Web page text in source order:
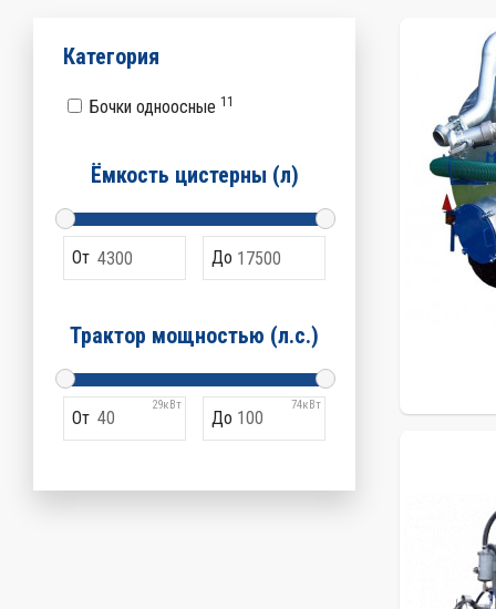
Категория
Бочки одноосные 11
Ёмкость цистерны (л)
От До
Трактор мощностью (л.с.)
От
29кВт
До
74кВт